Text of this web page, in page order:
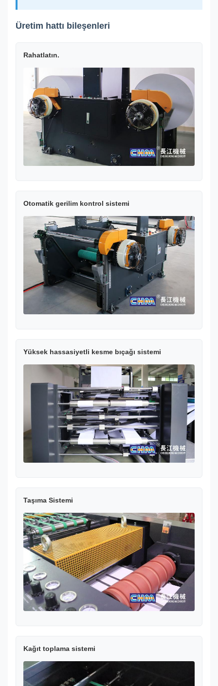
Üretim hattı bileşenleri
Rahatlatın.
Otomatik gerilim kontrol sistemi
Yüksek hassasiyetli kesme bıçağı sistemi
Taşıma Sistemi
Kağıt toplama sistemi